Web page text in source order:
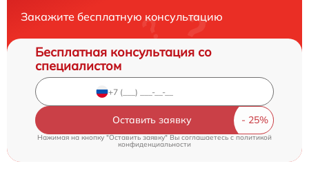
Закажите бесплатную консультацию
Бесплатная консультация со
специалистом
Оставить заявку
Нажимая на кнопку "Оставить заявку" Вы соглашаетесь cполитикой
конфиденциальности